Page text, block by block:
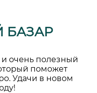
очень полезный
поможет
Удачи в новом